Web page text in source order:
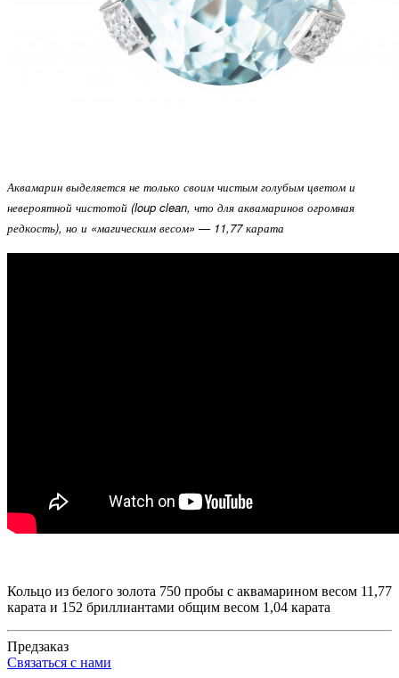
Аквамарин выделяется не только своим чистым голубым цветом и
невероятной чистотой (loup clean, что для аквамаринов огромная
редкость), но и «магическим весом» — 11,77 карата
Кольцо из белого золота 750 пробы с аквамарином весом 11,77
карата и 152 бриллиантами общим весом 1,04 карата
Предзаказ
Cвязаться с нами